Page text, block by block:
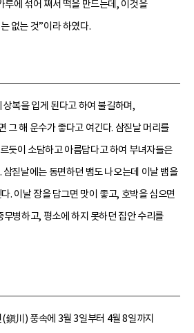
루에 섞어 쪄서 떡을 만드는데, 이것을
없는 것”이라 하였다.
복을 입게 된다고 하여 불길하며,
그 해 운수가 좋다고 여긴다. 삼짇날 머리를
듯이 소담하고 아름답다고 하여 부녀자들은
삼짇날에는 동면하던 뱀도 나오는데 이날 뱀을
. 이날 장을 담그면 맛이 좋고, 호박을 심으면
병하고, 평소에 하지 못하던 집안 수리를
鎭川) 풍속에 3월 3일부터 4월 8일까지